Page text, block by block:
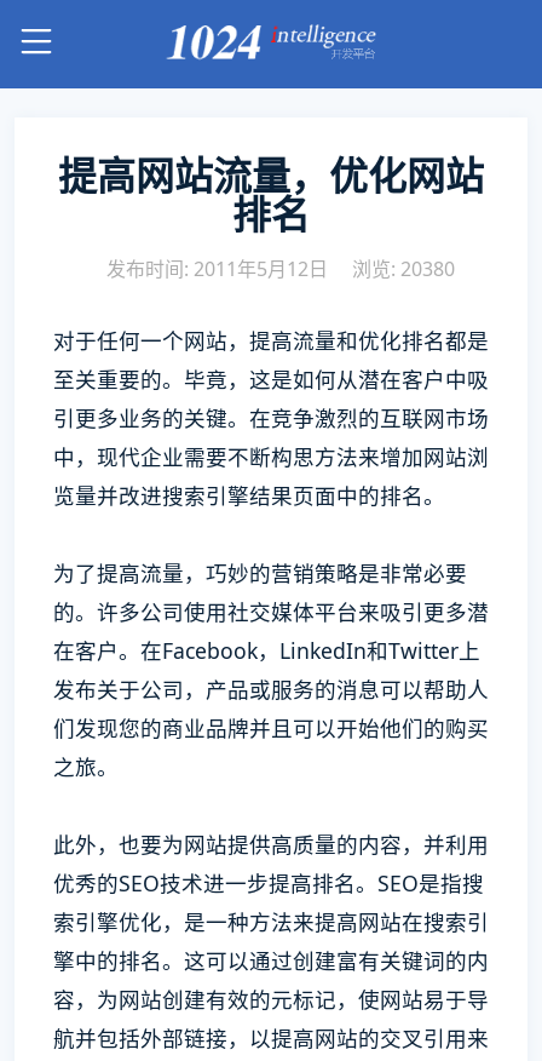
提高网站流量，优化网站
排名
发布时间: 2011年5月12日 浏览: 20380
对于任何一个网站，提高流量和优化排名都是
至关重要的。毕竟，这是如何从潜在客户中吸
引更多业务的关键。在竞争激烈的互联网市场
中，现代企业需要不断构思方法来增加网站浏
览量并改进搜索引擎结果页面中的排名。
为了提高流量，巧妙的营销策略是非常必要
的。许多公司使用社交媒体平台来吸引更多潜
在客户。在Facebook，LinkedIn和Twitter上
发布关于公司，产品或服务的消息可以帮助人
们发现您的商业品牌并且可以开始他们的购买
之旅。
此外，也要为网站提供高质量的内容，并利用
优秀的SEO技术进一步提高排名。SEO是指搜
索引擎优化，是一种方法来提高网站在搜索引
擎中的排名。这可以通过创建富有关键词的内
容，为网站创建有效的元标记，使网站易于导
航并包括外部链接，以提高网站的交叉引用来